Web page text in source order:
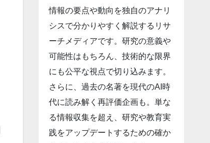
情報の要点や動向を独自のアナリ
シスで分かりやすく解説するリサ
ーチメディアです。研究の意義や
可能性はもちろん、技術的な限界
にも公平な視点で切り込みます。
さらに、過去の名著を現代のAI時
代に読み解く再評価企画も。単な
る情報収集を超え、研究や教育実
践をアップデートするための確か